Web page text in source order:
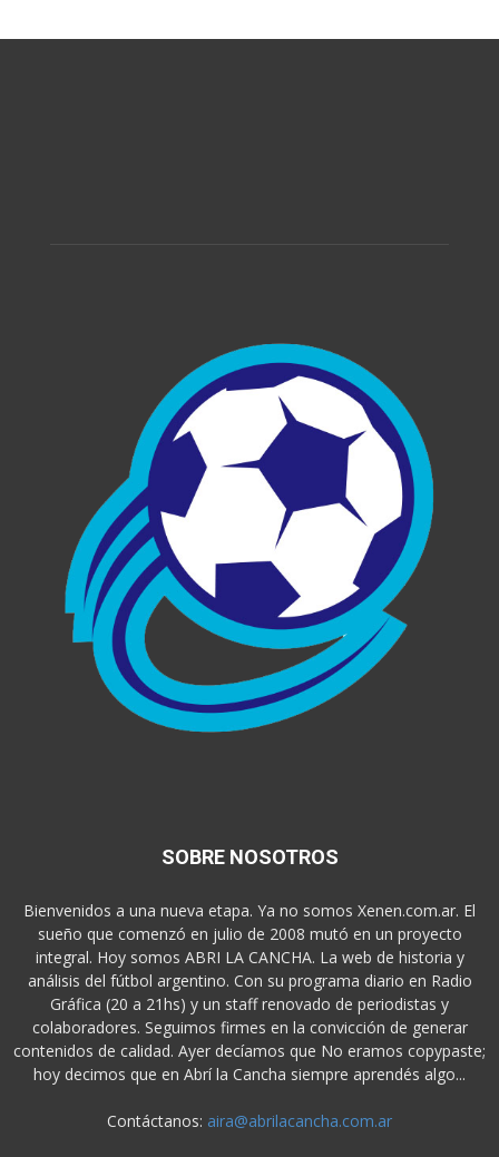
SOBRE NOSOTROS
Bienvenidos a una nueva etapa. Ya no somos Xenen.com.ar. El
sueño que comenzó en julio de 2008 mutó en un proyecto
integral. Hoy somos ABRI LA CANCHA. La web de historia y
análisis del fútbol argentino. Con su programa diario en Radio
Gráfica (20 a 21hs) y un staff renovado de periodistas y
colaboradores. Seguimos firmes en la convicción de generar
contenidos de calidad. Ayer decíamos que No eramos copypaste;
hoy decimos que en Abrí la Cancha siempre aprendés algo...
Contáctanos: aira@abrilacancha.com.ar